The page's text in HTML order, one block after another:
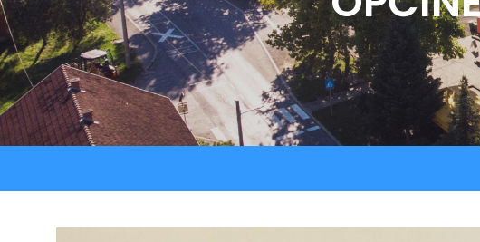
Strateški dokumenti
Ostali projekti